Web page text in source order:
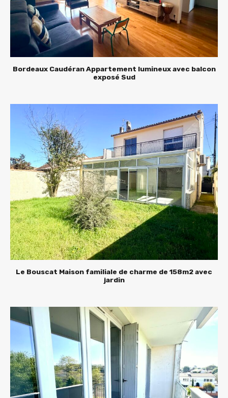
Bordeaux Caudéran Appartement lumineux avec balcon
exposé Sud
Le Bouscat Maison familiale de charme de 158m2 avec
jardin